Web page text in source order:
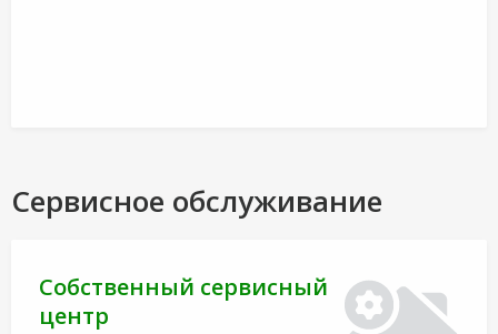
Сервисное обслуживание
Собственный сервисный
центр